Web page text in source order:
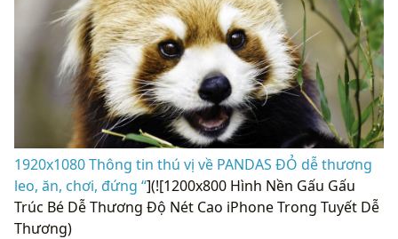
1920x1080 Thông tin thú vị về PANDAS ĐỎ dễ thương
leo, ăn, chơi, đứng “](![1200x800 Hình Nền Gấu Gấu
Trúc Bé Dễ Thương Độ Nét Cao iPhone Trong Tuyết Dễ
Thương)